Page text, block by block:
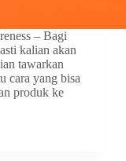
– Bagi
kalian akan
tawarkan
cara yang bisa
produk ke